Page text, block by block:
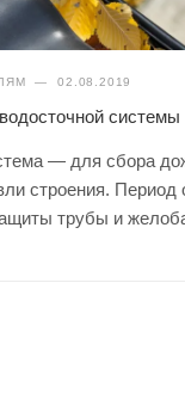
— 02.08.2019
— для сбора
строения. Период
трубы и